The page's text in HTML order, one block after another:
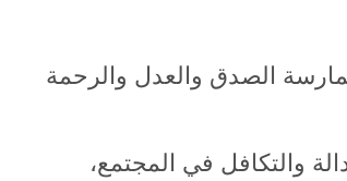
الصدق والعدل والرحمة
والتكافل في المجتمع،